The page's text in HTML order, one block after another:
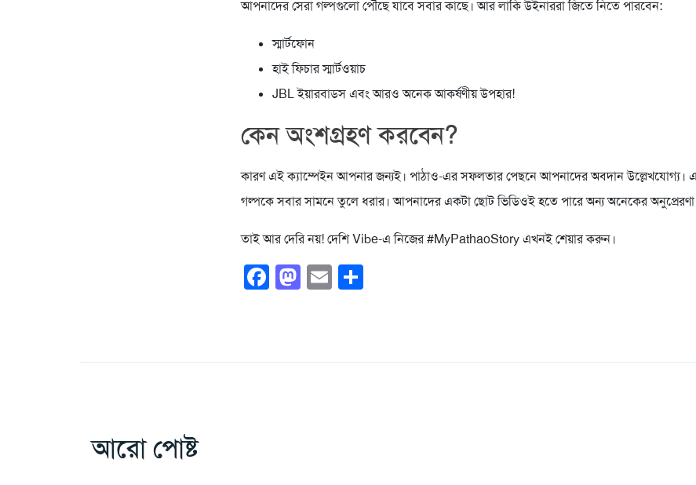
আপনাদের সেরা গল্পগুলো পৌঁছে যাবে সবার কাছে। আর লাকি উইনাররা জিতে নিতে পারবেন:
স্মার্টফোন
হাই ফিচার স্মার্টওয়াচ
JBL ইয়ারবাডস এবং আরও অনেক আকর্ষণীয় উপহার!
কেন অংশগ্রহণ করবেন?
কারণ এই ক্যাম্পেইন আপনার জন্যই। পাঠাও-এর সফলতার পেছনে আপনাদের অবদান উল্লেখযোগ্য।
গল্পকে সবার সামনে তুলে ধরার। আপনাদের একটা ছোট ভিডিওই হতে পারে অন্য অনেকের
তাই আর দেরি নয়! দেশি Vibe-এ নিজের #MyPathaoStory এখনই শেয়ার করুন।
Facebook
Mastodon
Email
আরো পোষ্ট